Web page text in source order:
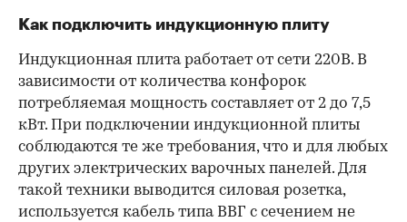
Как подключить индукционную плиту
Индукционная плита работает от сети 220В. В
зависимости от количества конфорок
потребляемая мощность составляет от 2 до 7,5
кВт. При подключении индукционной плиты
соблюдаются те же требования, что и для любых
других электрических варочных панелей. Для
такой техники выводится силовая розетка,
используется кабель типа ВВГ с сечением не